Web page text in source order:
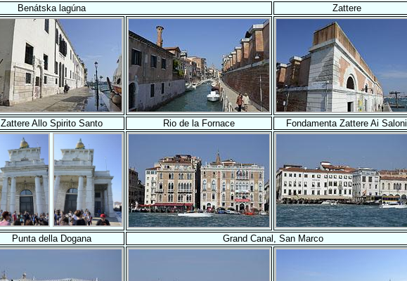
Benátska lagúna Zattere
Zattere Allo Spirito Santo Rio de la Fornace Fondamenta Zattere Ai Saloni
Punta della Dogana Grand Canal, San Marco